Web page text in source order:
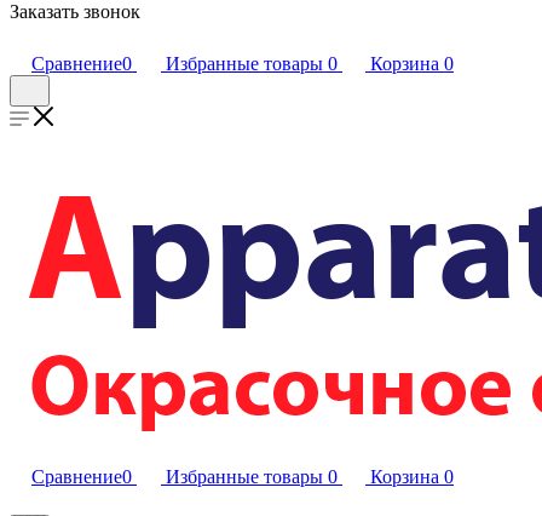
Заказать звонок
Сравнение0 Избранные товары 0 Корзина 0
Сравнение0 Избранные товары 0 Корзина 0